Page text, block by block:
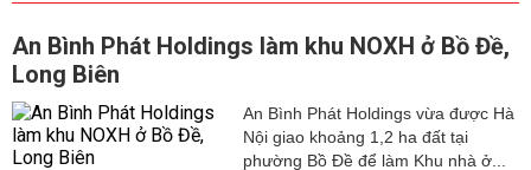
An Bình Phát Holdings làm khu NOXH ở Bồ Đề,
Long Biên
An Bình Phát Holdings vừa được Hà
Nội giao khoảng 1,2 ha đất tại
phường Bồ Đề để làm Khu nhà ở...